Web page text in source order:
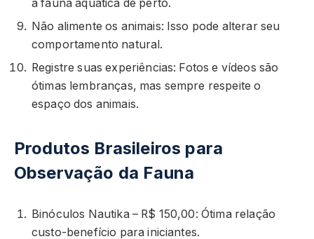
a fauna aquática de perto.
Não alimente os animais: Isso pode alterar seu
comportamento natural.
Registre suas experiências: Fotos e vídeos são
ótimas lembranças, mas sempre respeite o
espaço dos animais.
Produtos Brasileiros para
Observação da Fauna
Binóculos Nautika – R$ 150,00: Ótima relação
custo-benefício para iniciantes.